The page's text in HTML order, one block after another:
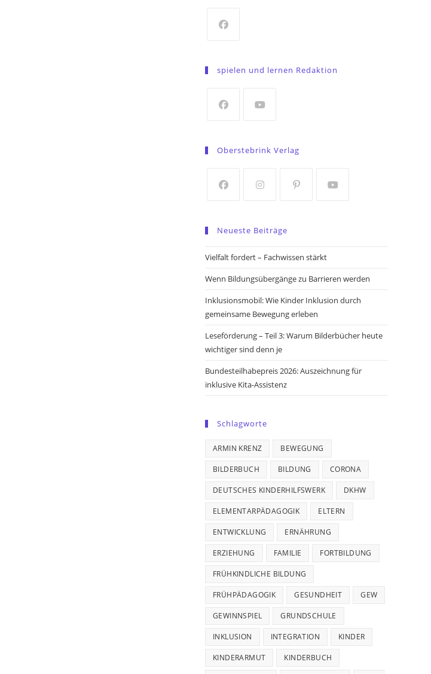
a
tab
spielen und lernen Redaktion
a
tab
Oberstebrink Verlag
a
new
new
a
new
new
Neueste Beiträge
Vielfalt fordert – Fachwissen stärkt
Wenn Bildungsübergänge zu Barrieren werden
Inklusionsmobil: Wie Kinder Inklusion durch
gemeinsame Bewegung erleben
Leseförderung – Teil 3: Warum Bilderbücher heute
wichtiger sind denn je
Bundesteilhabepreis 2026: Auszeichnung für
inklusive Kita-Assistenz
Schlagworte
ARMIN KRENZ BEWEGUNG
BILDERBUCH BILDUNG CORONA
DEUTSCHES KINDERHILFSWERK DKHW
ELEMENTARPÄDAGOGIK ELTERN
ENTWICKLUNG ERNÄHRUNG
ERZIEHUNG FAMILIE FORTBILDUNG
FRÜHKINDLICHE BILDUNG
FRÜHPÄDAGOGIK GESUNDHEIT GEW
GEWINNSPIEL GRUNDSCHULE
INKLUSION INTEGRATION KINDER
KINDERARMUT KINDERBUCH